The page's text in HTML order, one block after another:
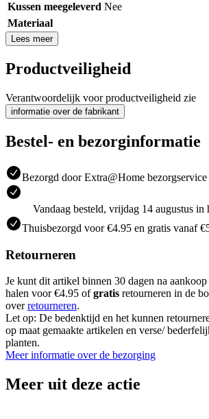
Kussen meegeleverd Nee
Materiaal
Lees meer
Productveiligheid
Verantwoordelijk voor productveiligheid zie
informatie over de fabrikant
Bestel- en bezorginformatie
Bezorgd door Extra@Home bezorgservice
Vandaag besteld, vrijdag 14 augustus in
Thuisbezorgd voor €4.95 en gratis vanaf
Retourneren
Je kunt dit artikel binnen 30 dagen na
halen voor €4.95 ofgratis retourneren in de
overretourneren.
Let op: De bedenktijd en het kunnen
op maat gemaakte artikelen en verse/
planten.
Meer informatie over de bezorging
Meer uit deze actie